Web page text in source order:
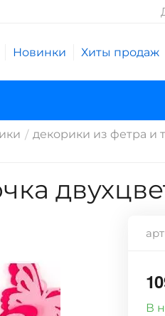
Новинки Хиты продаж
/ декорики из фетра и
В